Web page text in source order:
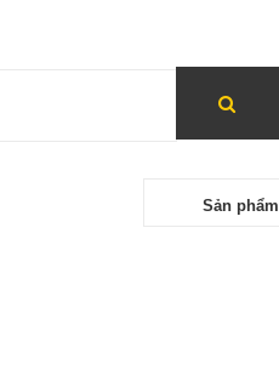
Sản phẩm